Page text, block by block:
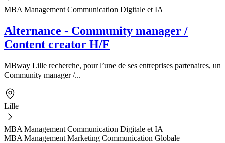
MBA Management Communication Digitale et IA
Alternance - Community manager /
Content creator H/F
MBway Lille recherche, pour l’une de ses entreprises partenaires, un
Community manager /...
Lille
MBA Management Communication Digitale et IA
MBA Management Marketing Communication Globale